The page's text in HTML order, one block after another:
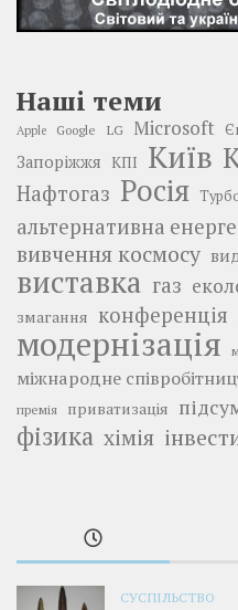
Наші теми
Apple Google LG Microsoft
Запоріжжя КПІ Київ
Нафтогаз Росія
альтернативна
вивчення космосу
виставка газ
змагання конференція
модернізація
міжнародне
премія приватизація
фізика хімія
СУСПІЛЬСТВО